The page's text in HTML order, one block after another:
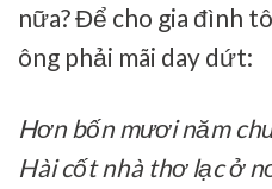
nữa? Để cho gia đình
ông phải mãi day dứt:
Hơn bốn mươi năm
Hài cốt nhà thơ lạc ở